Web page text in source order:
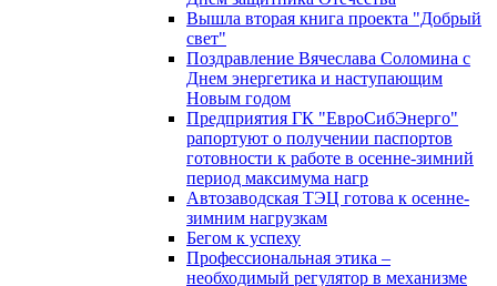
Вышла вторая книга проекта "Добрый
свет"
Поздравление Вячеслава Соломина с
Днем энергетика и наступающим
Новым годом
Предприятия ГК "ЕвроСибЭнерго"
рапортуют о получении паспортов
готовности к работе в осенне-зимний
период максимума нагр
Автозаводская ТЭЦ готова к осенне-
зимним нагрузкам
Бегом к успеху
Профессиональная этика –
необходимый регулятор в механизме